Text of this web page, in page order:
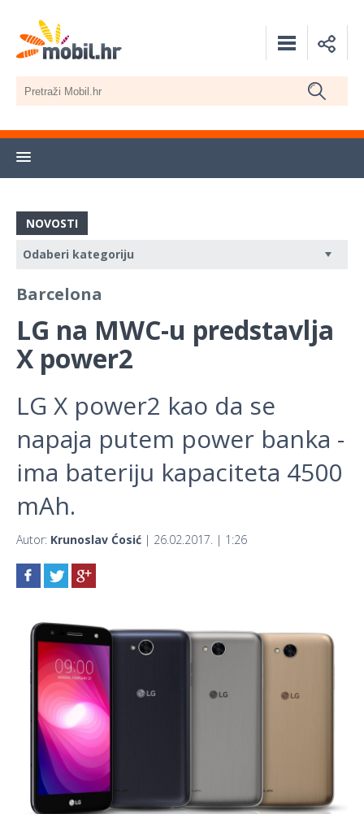
NOVOSTI
Barcelona
LG na MWC-u predstavlja
X power2
LG X power2 kao da se
napaja putem power banka -
ima bateriju kapaciteta 4500
mAh.
Autor: Krunoslav Ćosić | 26.02.2017. | 1:26